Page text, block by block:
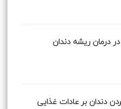
درمان ریشه دندان
دندان بر عادات غذایی